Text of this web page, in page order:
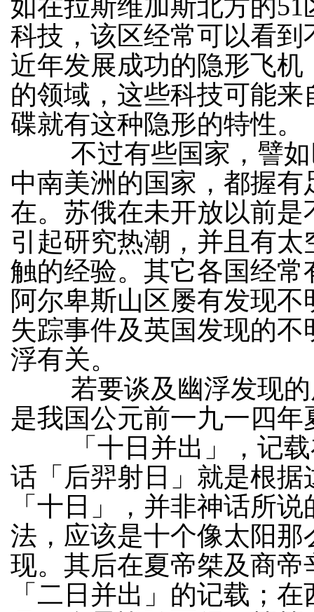
如在拉斯维加斯北方的
科技，该区经常可以看
近年发展成功的隐形飞
的领域，这些科技可能
碟就有这种隐形的特性。
不过有些国家，譬如
中南美洲的国家，都握
在。苏俄在未开放以前
引起研究热潮，并且有
触的经验。其它各国经
阿尔卑斯山区屡有发现
失踪事件及英国发现的
浮有关。
若要谈及幽浮发现的
是我国公元前一九一四年
「十日并出」，记载
话「后羿射日」就是根
「十日」，并非神话所
法，应该是十个像太阳
现。其后在夏帝桀及商
「二日并出」的记载；